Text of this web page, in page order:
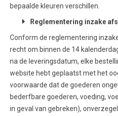
bepaalde kleuren verschillen.
Reglementering inzake
Conform de reglementering
recht om binnen de 14
na de leveringsdatum, elke
website hebt geplaatst met het
voorwaarde dat de goederen
bederfbare goederen, voeding,
in geval van gebreken),